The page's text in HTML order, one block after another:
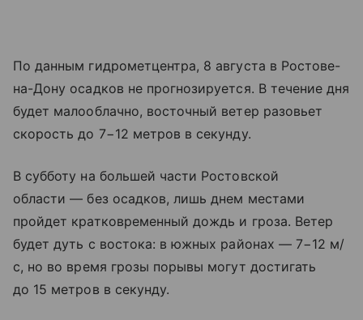
По данным гидрометцентра, 8 августа в Ростове-
на-Дону осадков не прогнозируется. В течение дня
будет малооблачно, восточный ветер разовьет
скорость до 7−12 метров в секунду.
В субботу на большей части Ростовской
области — без осадков, лишь днем местами
пройдет кратковременный дождь и гроза. Ветер
будет дуть с востока: в южных районах — 7−12 м/
с, но во время грозы порывы могут достигать
до 15 метров в секунду.